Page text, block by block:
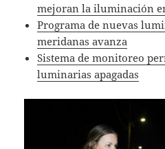
mejoran la iluminación
Programa de nuevas
meridanas avanza
Sistema de monitoreo
luminarias apagadas